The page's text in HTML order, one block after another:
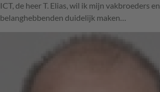
ICT, de heer T. Elias, wil ik mijn vakbroeders en
belanghebbenden duidelijk maken…